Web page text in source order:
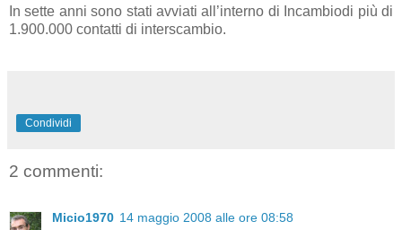
In sette anni sono stati avviati all’interno di Incambiodi più di
1.900.000 contatti di interscambio.
Condividi
2 commenti:
Micio1970 14 maggio 2008 alle ore 08:58